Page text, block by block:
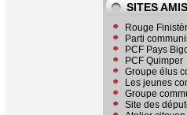
SITES
Rouge
Parti
PCF Pays
PCF Quimper
Groupe élus
Les jeunes
Groupe
Site des